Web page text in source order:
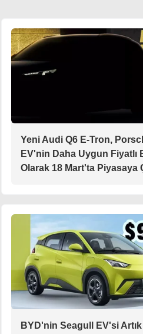
Yeni Audi Q6 E-Tron,
EV'nin Daha Uygun Fiyatlı
Olarak 18 Mart'ta Piyasaya
BYD'nin Seagull EV'si